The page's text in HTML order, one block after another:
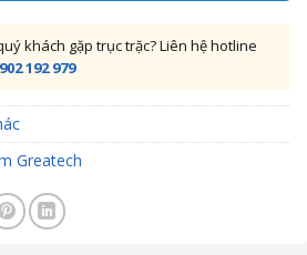
khách gặp trục trặc? Liên hệ hotline
192 979
Greatech